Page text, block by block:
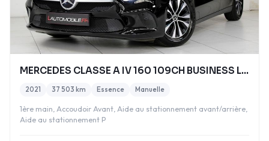
MERCEDES CLASSE A IV 160 109CH BUSINESS LINE ESSEN
2021 37 503 km Essence Manuelle
1ère main, Accoudoir Avant, Aide au stationnement avant/arrière,
Aide au stationnement P